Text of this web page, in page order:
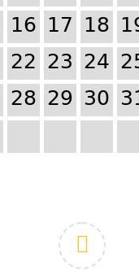
16 17 18
22 23 24
28 29 30